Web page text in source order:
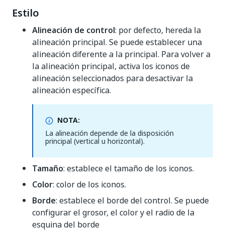
Estilo
Alineación de control: por defecto, hereda la
alineación principal. Se puede establecer una
alineación diferente a la principal. Para volver a
la alineación principal, activa los iconos de
alineación seleccionados para desactivar la
alineación específica.
NOTA:
La alineación depende de la disposición
principal (vertical u horizontal).
Tamaño: establece el tamaño de los iconos.
Color: color de los iconos.
Borde: establece el borde del control. Se puede
configurar el grosor, el color y el radio de la
esquina del borde